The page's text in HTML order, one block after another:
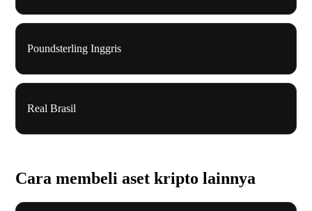
Poundsterling Inggris
Real Brasil
Cara membeli aset kripto lainnya